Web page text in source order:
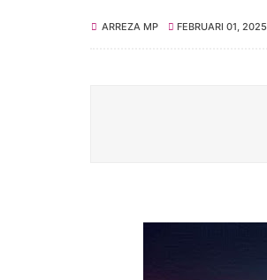
ARREZA MP FEBRUARI 01, 2025